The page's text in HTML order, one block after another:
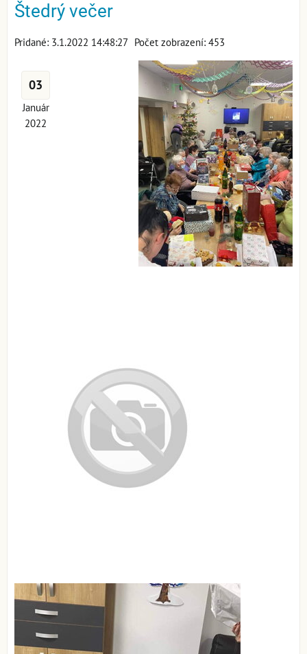
Štedrý večer
Pridané: 3.1.2022 14:48:27 Počet zobrazení: 453
03
Január
2022